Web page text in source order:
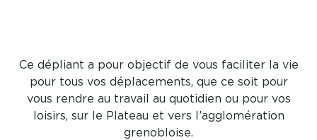
Ce dépliant a pour objectif de vous faciliter la vie
pour tous vos déplacements, que ce soit pour
vous rendre au travail au quotidien ou pour vos
loisirs, sur le Plateau et vers l’agglomération
grenobloise.